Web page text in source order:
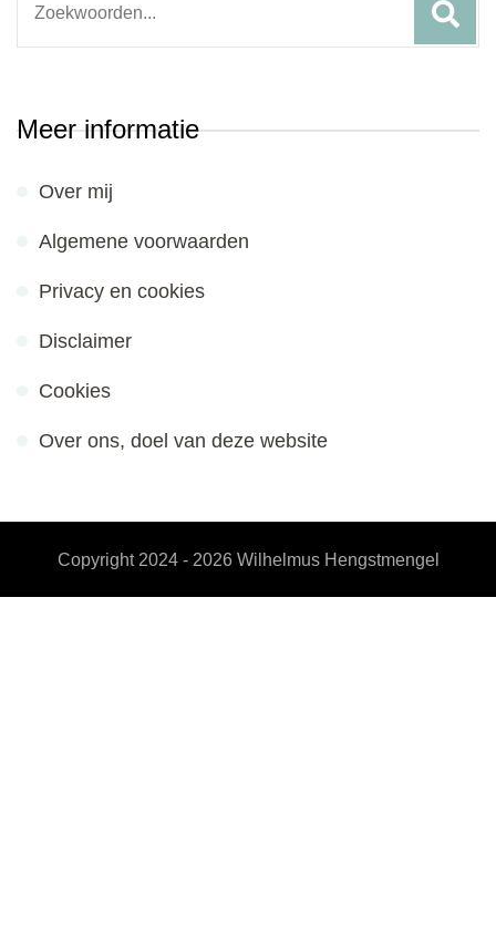
Meer informatie
Over mij
Algemene voorwaarden
Privacy en cookies
Disclaimer
Cookies
Over ons, doel van deze website
Copyright 2024 - 2026 Wilhelmus Hengstmengel